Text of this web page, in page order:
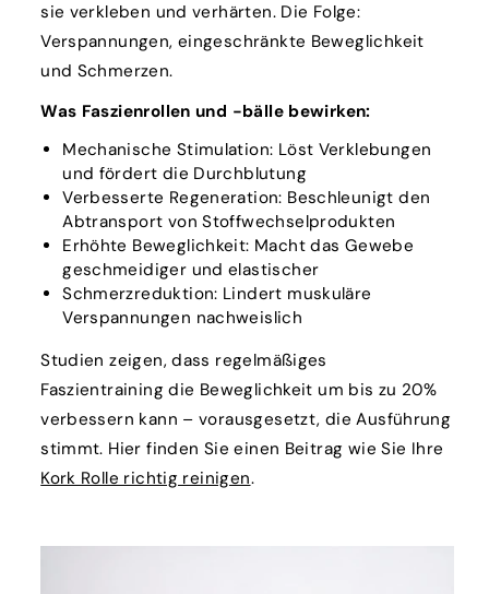
sie verkleben und verhärten. Die Folge:
Verspannungen, eingeschränkte Beweglichkeit
und Schmerzen.
Was Faszienrollen und -bälle bewirken:
Mechanische Stimulation: Löst Verklebungen
und fördert die Durchblutung
Verbesserte Regeneration: Beschleunigt den
Abtransport von Stoffwechselprodukten
Erhöhte Beweglichkeit: Macht das Gewebe
geschmeidiger und elastischer
Schmerzreduktion: Lindert muskuläre
Verspannungen nachweislich
Studien zeigen, dass regelmäßiges
Faszientraining die Beweglichkeit um bis zu 20%
verbessern kann – vorausgesetzt, die Ausführung
stimmt. Hier finden Sie einen Beitrag wie Sie Ihre
Kork Rolle richtig reinigen.